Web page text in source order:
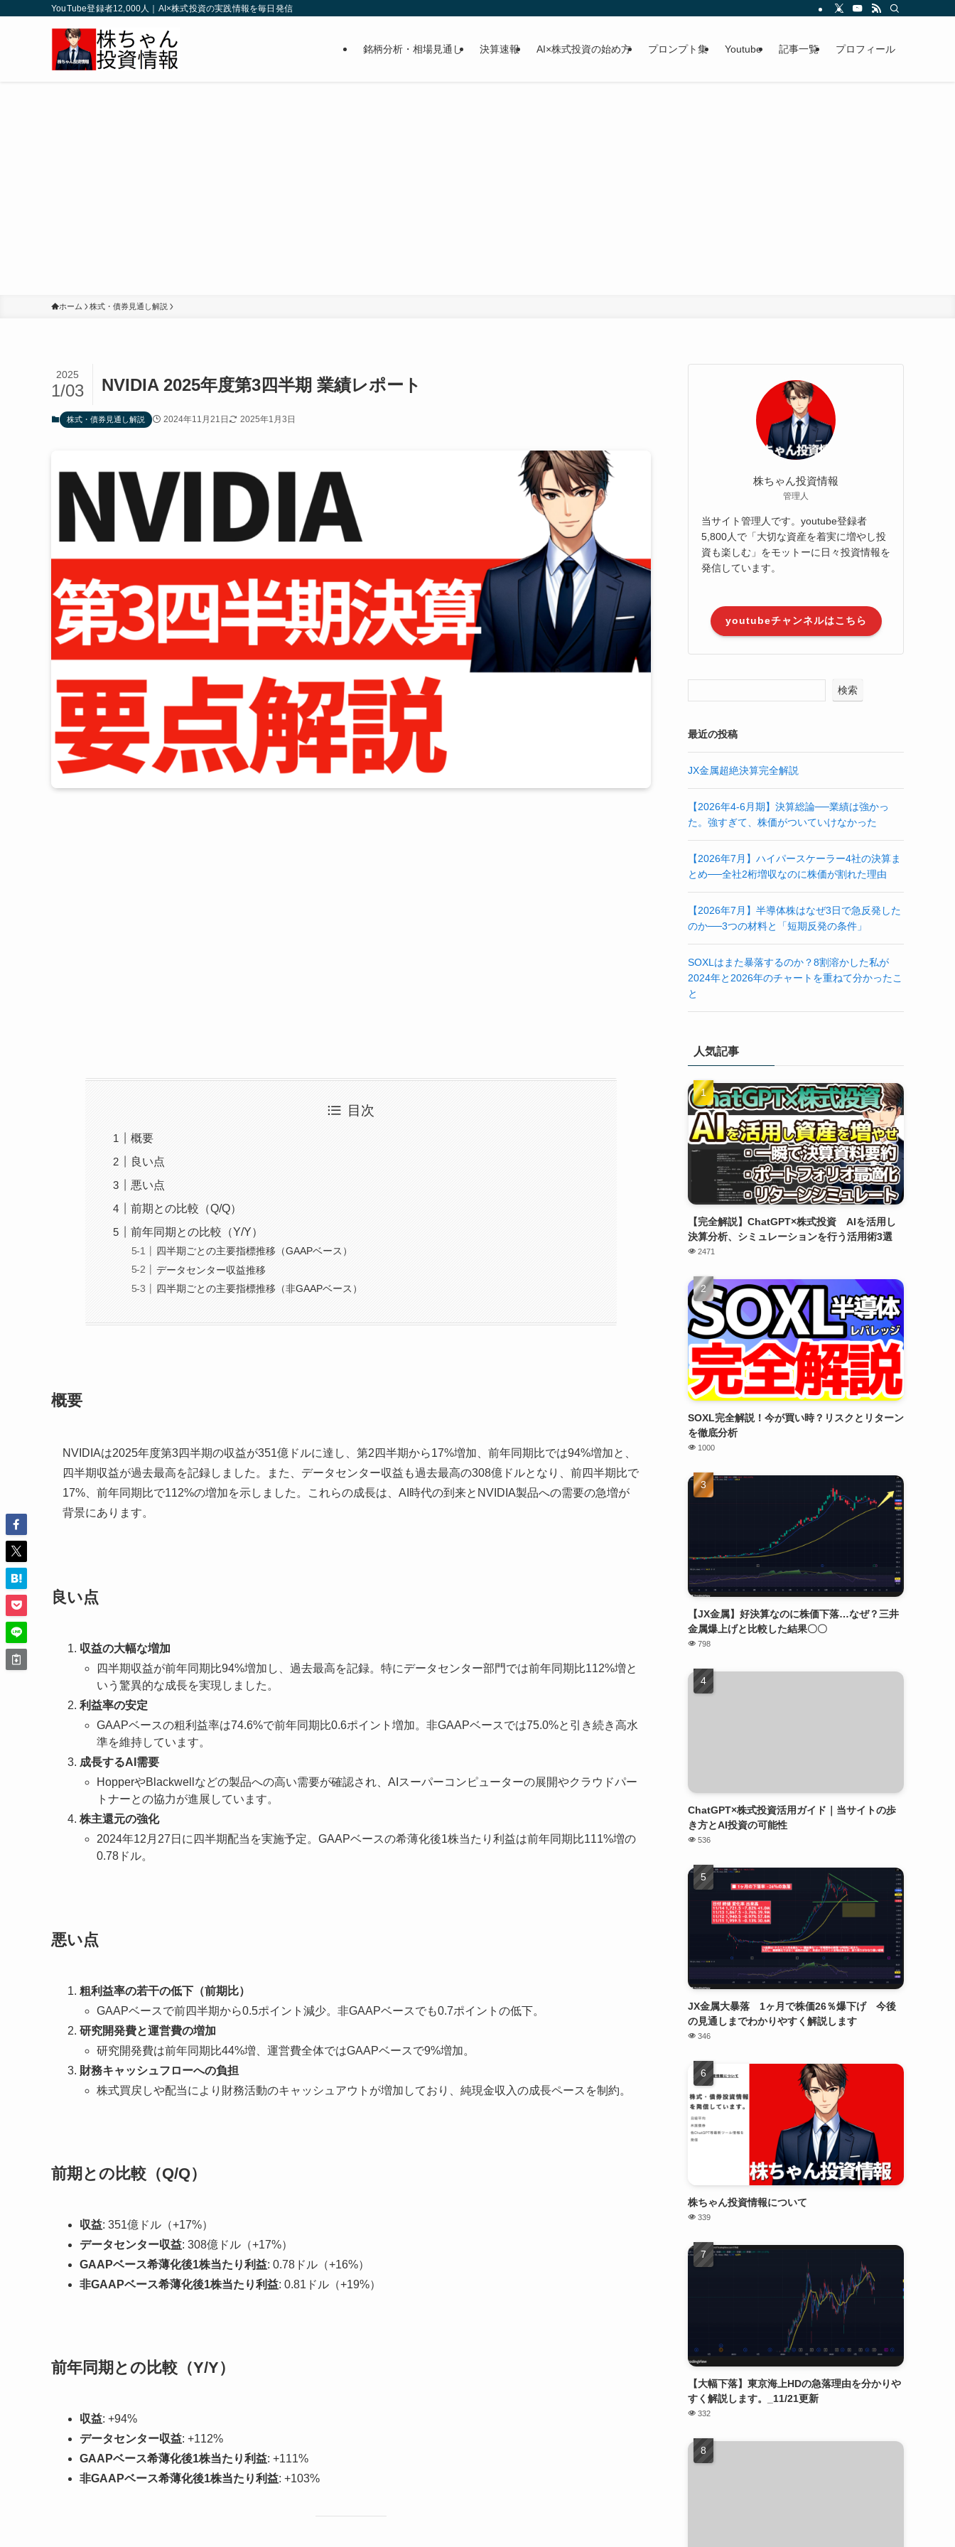
YouTube登録者12,000人｜AI×株式投資の実践情報を毎日発信
銘柄分析・相場見通し 決算速報 AI×株式投資の始め方 プロンプト集 Youtube 記事一覧 プロフィール
ホーム 株式・債券見通し解説
NVIDIA 2025年度第3四半期 業績レポート
2025
1/03
株式・債券見通し解説 2024年11月21日 2025年1月3日
目次
概要
良い点
悪い点
前期との比較（Q/Q）
前年同期との比較（Y/Y）
四半期ごとの主要指標推移（GAAPベース）
データセンター収益推移
四半期ごとの主要指標推移（非GAAPベース）
概要
NVIDIAは2025年度第3四半期の収益が351億ドルに達し、第2四半期から17%増加、前年同期比では94%増加と、
四半期収益が過去最高を記録しました。また、データセンター収益も過去最高の308億ドルとなり、前四半期比で
17%、前年同期比で112%の増加を示しました。これらの成長は、AI時代の到来とNVIDIA製品への需要の急増が
背景にあります。
良い点
収益の大幅な増加
四半期収益が前年同期比94%増加し、過去最高を記録。特にデータセンター部門では前年同期比112%増と
いう驚異的な成長を実現しました。
利益率の安定
GAAPベースの粗利益率は74.6%で前年同期比0.6ポイント増加。非GAAPベースでは75.0%と引き続き高水
準を維持しています。
成長するAI需要
HopperやBlackwellなどの製品への高い需要が確認され、AIスーパーコンピューターの展開やクラウドパー
トナーとの協力が進展しています。
株主還元の強化
2024年12月27日に四半期配当を実施予定。GAAPベースの希薄化後1株当たり利益は前年同期比111%増の
0.78ドル。
悪い点
粗利益率の若干の低下（前期比）
GAAPベースで前四半期から0.5ポイント減少。非GAAPベースでも0.7ポイントの低下。
研究開発費と運営費の増加
研究開発費は前年同期比44%増、運営費全体ではGAAPベースで9%増加。
財務キャッシュフローへの負担
株式買戻しや配当により財務活動のキャッシュアウトが増加しており、純現金収入の成長ペースを制約。
前期との比較（Q/Q）
収益: 351億ドル（+17%）
データセンター収益: 308億ドル（+17%）
GAAPベース希薄化後1株当たり利益: 0.78ドル（+16%）
非GAAPベース希薄化後1株当たり利益: 0.81ドル（+19%）
前年同期との比較（Y/Y）
収益: +94%
データセンター収益: +112%
GAAPベース希薄化後1株当たり利益: +111%
非GAAPベース希薄化後1株当たり利益: +103%
株ちゃん投資情報
管理人
当サイト管理人です。youtube登録者
5,800人で「大切な資産を着実に増やし投
資も楽しむ」をモットーに日々投資情報を
発信しています。
youtubeチャンネルはこちら
検索
最近の投稿
JX金属超絶決算完全解説
【2026年4-6月期】決算総論──業績は強かっ
た。強すぎて、株価がついていけなかった
【2026年7月】ハイパースケーラー4社の決算ま
とめ──全社2桁増収なのに株価が割れた理由
【2026年7月】半導体株はなぜ3日で急反発した
のか──3つの材料と「短期反発の条件」
SOXLはまた暴落するのか？8割溶かした私が
2024年と2026年のチャートを重ねて分かったこ
と
人気記事
【完全解説】ChatGPT×株式投資 AIを活用し
決算分析、シミュレーションを行う活用術3選
2471
SOXL完全解説！今が買い時？リスクとリターン
を徹底分析
1000
【JX金属】好決算なのに株価下落…なぜ？三井
金属爆上げと比較した結果〇〇
798
ChatGPT×株式投資活用ガイド｜当サイトの歩
き方とAI投資の可能性
536
JX金属大暴落 1ヶ月で株価26％爆下げ 今後
の見通しまでわかりやすく解説します
346
株ちゃん投資情報について
339
【大幅下落】東京海上HDの急落理由を分かりや
すく解説します。_11/21更新
332